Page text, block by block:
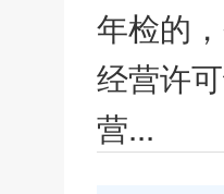
年检的
经营许
营...